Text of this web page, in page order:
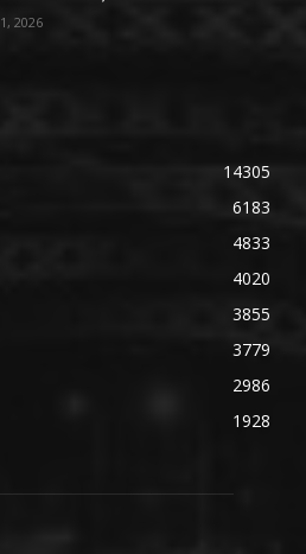
2026
14305
6183
4833
4020
3855
3779
2986
1928